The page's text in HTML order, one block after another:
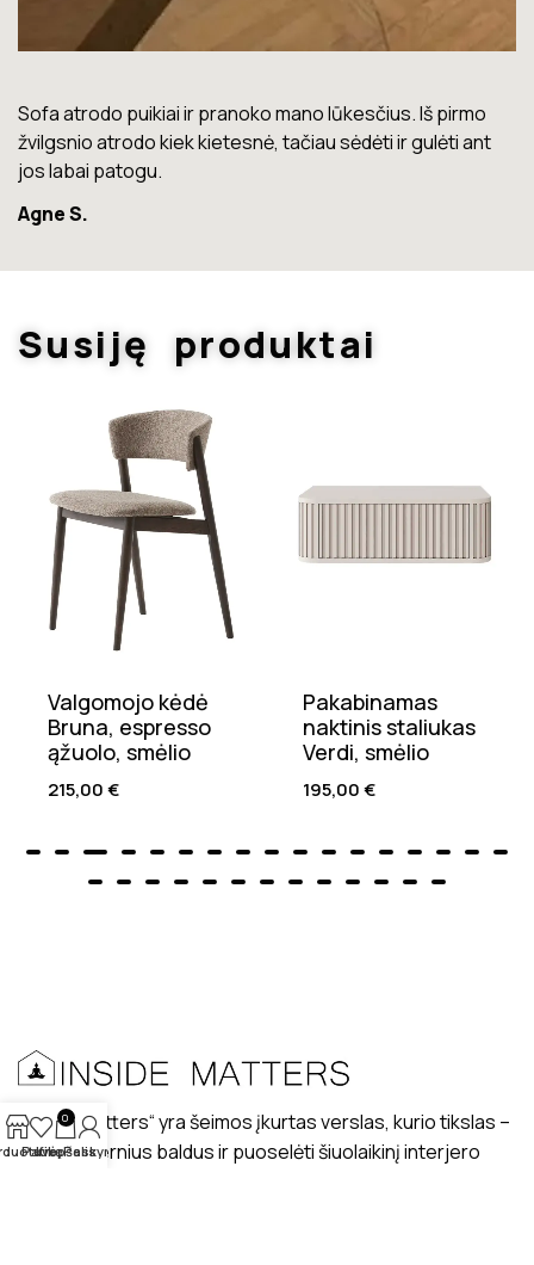
ant
Lova labai gera. Šiuo metu neturiu jokių
Marius T.
Susiję produktai
Valgomojo kėdė
Bruna, espresso
ąžuolo, smėlio
215,00€
Pakabinamas
naktinis staliukas
Verdi, smėlio
195,00€
„Inside matters“ yra šeimos įkurtas verslas, kurio tikslas –
kurti modernius baldus ir puoselėti šiuolaikinį interjero
Patikę
0
Krepšelis
Paskyra